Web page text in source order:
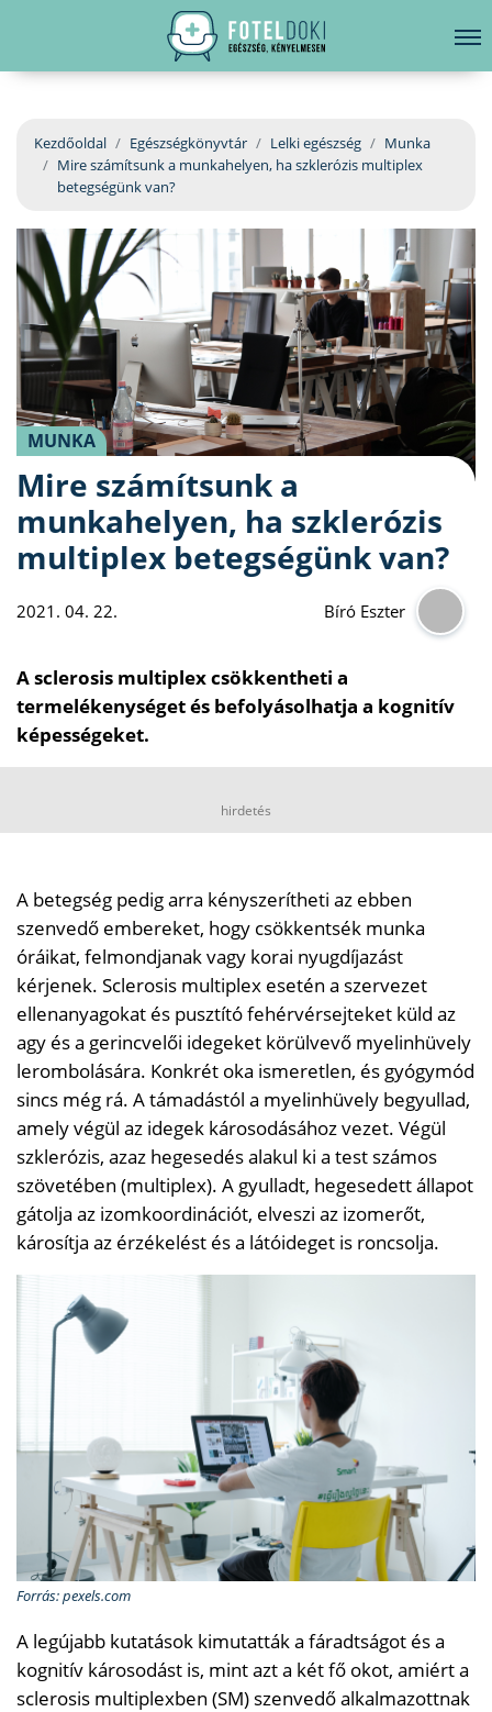
EGÉSZSÉGKÖNYVTÁR
BETEGSÉGKALAUZ
ÜGYELETKERESŐ
ORVOS VÁLASZOL
ORVOSKERESŐ
hirdetés
Kezdőoldal Egészségkönyvtár Lelki egészség
Munka
Mire számítsunk a munkahelyen, ha szklerózis multiplex
betegségünk van?
MUNKA
Mire számítsunk a
munkahelyen, ha szklerózis
multiplex betegségünk van?
2021. 04. 22. Bíró Eszter
A sclerosis multiplex csökkentheti a
termelékenységet és befolyásolhatja a kognitív
képességeket.
hirdetés
A betegség pedig arra kényszerítheti az ebben
szenvedő embereket, hogy csökkentsék munka
óráikat, felmondjanak vagy korai nyugdíjazást
kérjenek. Sclerosis multiplex esetén a szervezet
ellenanyagokat és pusztító fehérvérsejteket küld az
agy és a gerincvelői idegeket körülvevő myelinhüvely
lerombolására. Konkrét oka ismeretlen, és gyógymód
sincs még rá. A támadástól a myelinhüvely begyullad,
amely végül az idegek károsodásához vezet. Végül
szklerózis, azaz hegesedés alakul ki a test számos
szövetében (multiplex). A gyulladt, hegesedett állapot
gátolja az izomkoordinációt, elveszi az izomerőt,
károsítja az érzékelést és a látóideget is roncsolja.
Forrás: pexels.com
A legújabb kutatások kimutatták a fáradtságot és a
kognitív károsodást is, mint azt a két fő okot, amiért a
sclerosis multiplexben (SM) szenvedő alkalmazottnak